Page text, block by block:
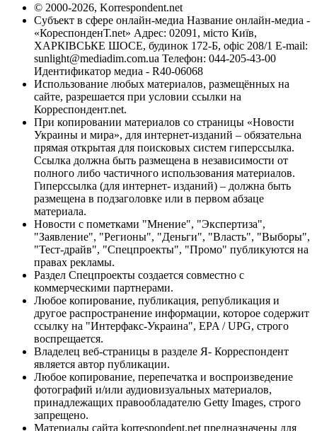
© 2000-2026, Korrespondent.net
Субъект в сфере онлайн-медиа Название онлайн-медиа -
«КореспонденТ.net» Адрес: 02091, місто Київ,
ХАРКІВСЬКЕ ШОСЕ, будинок 172-Б, офіс 208/1 E-mail:
sunlight@mediadim.com.ua Телефон: 044-205-43-00
Идентификатор медиа - R40-06068
Использование любых материалов, размещённых на
сайте, разрешается при условии ссылки на
Корреспондент.net.
При копировании материалов со страницы «Новости
Украины и мира», для интернет-изданий – обязательна
прямая открытая для поисковых систем гиперссылка.
Ссылка должна быть размещена в независимости от
полного либо частичного использования материалов.
Гиперссылка (для интернет- изданий) – должна быть
размещена в подзаголовке или в первом абзаце
материала.
Новости с пометками "Мнение", "Экспертиза",
"Заявление", "Регионы", "Деньги", "Власть", "Выборы",
"Тест-драйв", "Спецпроекты", "Промо" публикуются на
правах рекламы.
Раздел Спецпроекты создается совместно с
коммерческими партнерами.
Любое копирование, публикация, републикация и
другое распространение информации, которое содержит
ссылку на "Интерфакс-Украина", EPA / UPG, строго
воспрещается.
Владелец веб-страницы в разделе Я- Корреспондент
является автор публикации.
Любое копирование, перепечатка и воспроизведение
фотографий и/или аудиовизуальных материалов,
принадлежащих правообладателю Getty Images, строго
запрещено.
Материалы сайта korrespondent.net предназначены для